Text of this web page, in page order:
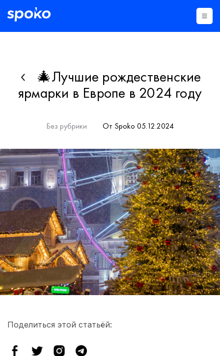
🎄Лучшие рождественские
ярмарки в Европе в 2024 году
Без рубрики От Spoko 05.12.2024
Поделиться этой статьёй: